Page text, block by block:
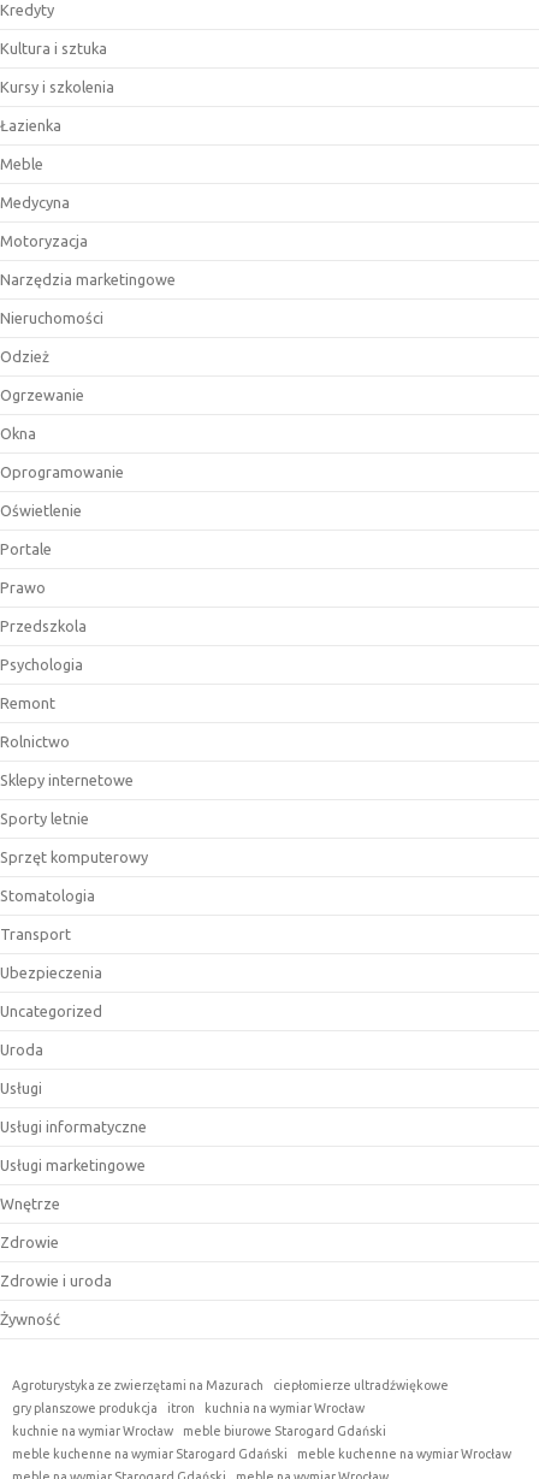
Kredyty
Kultura i sztuka
Kursy i szkolenia
Łazienka
Meble
Medycyna
Motoryzacja
Narzędzia marketingowe
Nieruchomości
Odzież
Ogrzewanie
Okna
Oprogramowanie
Oświetlenie
Portale
Prawo
Przedszkola
Psychologia
Remont
Rolnictwo
Sklepy internetowe
Sporty letnie
Sprzęt komputerowy
Stomatologia
Transport
Ubezpieczenia
Uncategorized
Uroda
Usługi
Usługi informatyczne
Usługi marketingowe
Wnętrze
Zdrowie
Zdrowie i uroda
Żywność
Agroturystyka ze zwierzętami na Mazurach
ciepłomierze ultradźwiękowe
gry planszowe produkcja
itron
kuchnia na wymiar Wrocław
kuchnie na wymiar Wrocław
meble biurowe Starogard Gdański
meble kuchenne na wymiar Starogard Gdański
meble kuchenne na wymiar Wrocław